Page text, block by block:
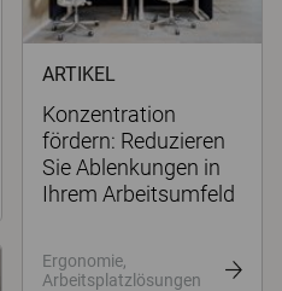
ARTIKEL
Konzentration
fördern: Reduzieren
Sie Ablenkungen in
Ihrem Arbeitsumfeld
Ergonomie,
Arbeitsplatzlösungen